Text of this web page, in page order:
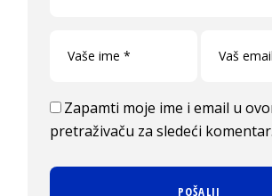
Zapamti moje ime i email u
pretraživaču za sledeći komentar.